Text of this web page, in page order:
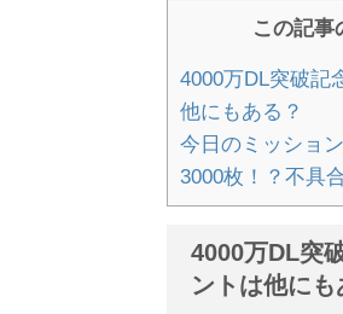
この記事
4000万DL突破記
他にもある？
今日のミッショ
3000枚！？不具
4000万DL突
ントは他にも